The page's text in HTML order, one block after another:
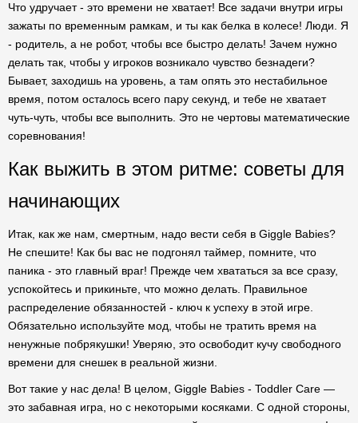
Что удручает - это времени не хватает! Все задачи внутри игры
зажаты по временным рамкам, и ты как белка в колесе! Люди. Я
- родитель, а не робот, чтобы все быстро делать! Зачем нужно
делать так, чтобы у игроков возникало чувство безнадеги?
Бывает, заходишь на уровень, а там опять это нестабильное
время, потом осталось всего пару секунд, и тебе не хватает
чуть-чуть, чтобы все выполнить. Это не чертовы математические
соревнования!
Как выжить в этом ритме: советы для
начинающих
Итак, как же нам, смертным, надо вести себя в Giggle Babies?
Не спешите! Как бы вас не подгонял таймер, помните, что
паника - это главный враг! Прежде чем хвататься за все сразу,
успокойтесь и прикиньте, что можно делать. Правильное
распределение обязанностей - ключ к успеху в этой игре.
Обязательно используйте мод, чтобы не тратить время на
ненужные побрякушки! Уверяю, это освободит кучу свободного
времени для снешек в реальной жизни.
Вот такие у нас дела! В целом, Giggle Babies - Toddler Care —
это забавная игра, но с некоторыми косяками. С одной стороны,